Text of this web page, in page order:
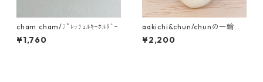
cham cham/ﾌﾟﾚｯﾂｪﾙｷｰﾎﾙﾀﾞｰ
¥1,760
aakichi&chun/chunの一輪挿
し ｸｼﾞｬｸﾊﾞﾄ
¥2,200